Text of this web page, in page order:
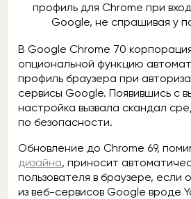
профиль для Chrome при
Google, не спрашивая у
В Google Chrome 70
опциональной функцию
профиль браузера при
сервисы Google. Появившись с
настройка вызвала скандал
по безопасности.
Обновление до Chrome 69,
дизайна, приносит
пользователя в браузере, если
из веб-сервисов Google вроде